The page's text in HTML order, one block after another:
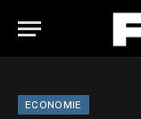
ECONOMIE